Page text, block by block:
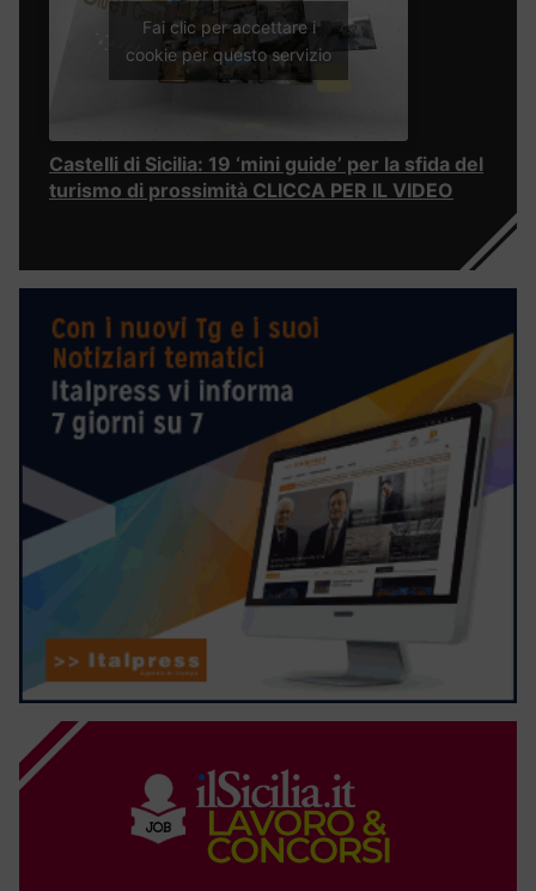
Fai clic per accettare i
cookie per questo servizio
Castelli di Sicilia: 19 ‘mini guide’ per la sfida del
turismo di prossimità CLICCA PER IL VIDEO